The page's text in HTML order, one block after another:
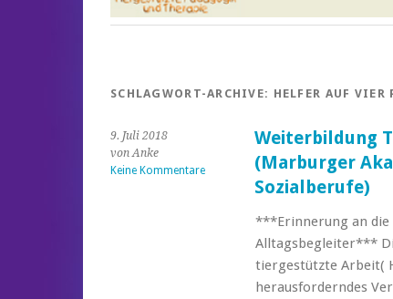
SCHLAGWORT-ARCHIVE: HELFER AUF VIER
9. Juli 2018
von Anke
Keine Kommentare
Weiterbildung
(Marburger
Sozialberufe)
***Erinnerung an die
Alltagsbegleiter***
tiergestützte Arbeit(
herausforderndes